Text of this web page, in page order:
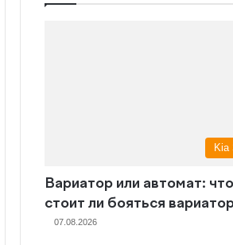
Kia
Вариатор или автомат:
стоит ли бояться
07.08.2026